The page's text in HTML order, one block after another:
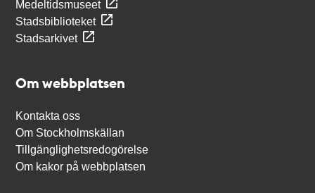
Medeltidsmuseet
Stadsbiblioteket
Stadsarkivet
Om webbplatsen
Kontakta oss
Om Stockholmskällan
Tillgänglighetsredogörelse
Om kakor på webbplatsen